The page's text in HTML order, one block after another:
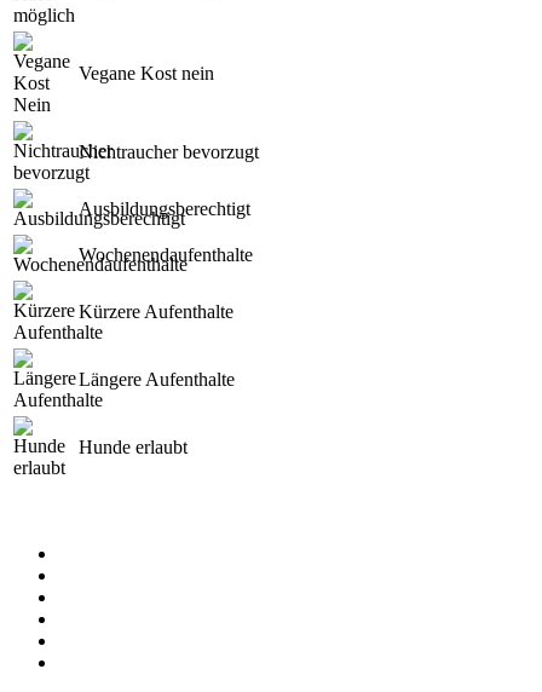
Vegane Kost nein
Nichtraucher bevorzugt
Ausbildungsberechtigt
Wochenendaufenthalte
Kürzere Aufenthalte
Längere Aufenthalte
Hunde erlaubt